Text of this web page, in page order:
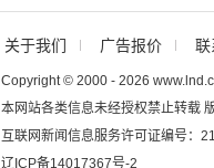
关于我们 广告报价 联
Copyright © 2000 - 2026
本网站各类信息未经授权禁止转载
互联网新闻信息服务许可证编号：
辽ICP备14017367号-2